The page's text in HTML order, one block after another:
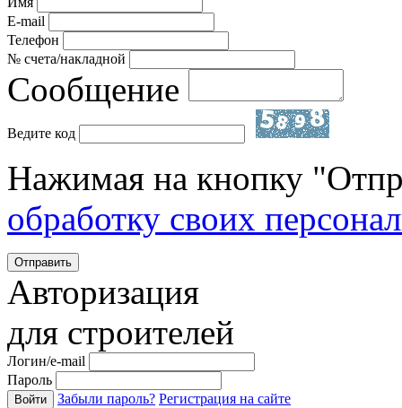
E-mail
Телефон
№ счета/накладной
Сообщение
Ведите код
Нажимая на кнопку
обработку своих
Отправить
Авторизация
для строителей
Логин/e-mail
Пароль
Войти Забыли пароль? Регистрация на сайте